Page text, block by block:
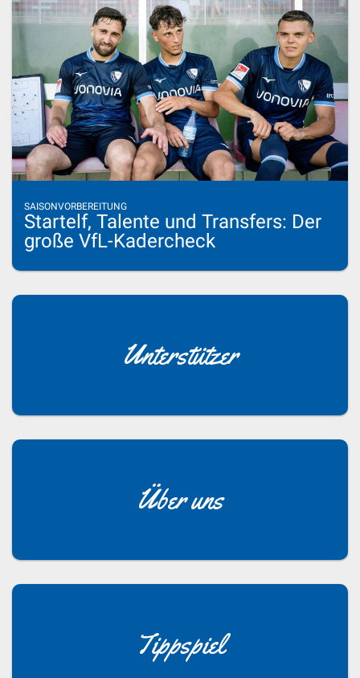
SAISONVORBEREITUNG
Startelf, Talente und Transfers: Der
große VfL-Kadercheck
Unterstützer
Über uns
Tippspiel